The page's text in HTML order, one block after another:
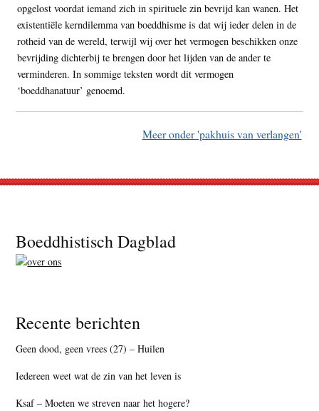
opgelost voordat iemand zich in spirituele zin bevrijd kan wanen. Het
existentiële kerndilemma van boeddhisme is dat wij ieder delen in de
rotheid van de wereld, terwijl wij over het vermogen beschikken onze
bevrijding dichterbij te brengen door het lijden van de ander te
verminderen. In sommige teksten wordt dit vermogen
‘boeddhanatuur’ genoemd.
Meer onder 'pakhuis van verlangen'
Footer
Boeddhistisch Dagblad
Recente berichten
Geen dood, geen vrees (27) – Huilen
Iedereen weet wat de zin van het leven is
Ksaf – Moeten we streven naar het hogere?